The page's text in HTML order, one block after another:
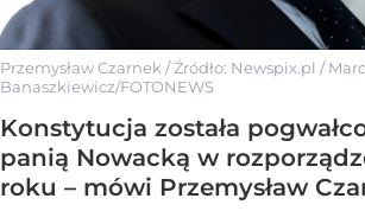
Przemysław Czarnek / Źródło: Newspix.pl /
Banaszkiewicz/FOTONEWS
Konstytucja została
panią Nowacką w
roku – mówi Przemysław